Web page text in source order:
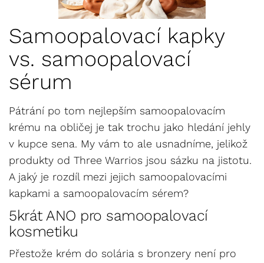
Samoopalovací kapky
vs. samoopalovací
sérum
Pátrání po tom nejlepším samoopalovacím
krému na obličej je tak trochu jako hledání jehly
v kupce sena. My vám to ale usnadníme, jelikož
produkty od Three Warrios jsou sázku na jistotu.
A jaký je rozdíl mezi jejich samoopalovacími
kapkami a samoopalovacím sérem?
5krát ANO pro samoopalovací
kosmetiku
Přestože krém do solária s bronzery není pro